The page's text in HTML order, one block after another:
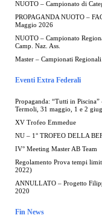
NUOTO – Campionato di
PROPAGANDA NUOTO –
Maggio 2026
NUOTO – Campionato
Camp. Naz. Ass.
Master – Campionati
Eventi Extra Federali
Propaganda: “Tutti in
Termoli, 31 maggio, 1 e 2
XV Trofeo Emmedue
NU – 1° TROFEO DELLA
IV° Meeting Master AB Team
Regolamento Prova tempi
2022)
ANNULLATO – Progetto
2020
Fin News